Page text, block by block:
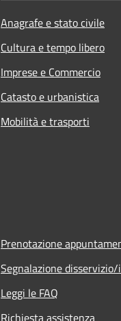
Anagrafe e stato civile
Cultura e tempo libero
Imprese e Commercio
Catasto e urbanistica
Mobilità e trasporti
Prenotazione
Segnalazione
Leggi le FAQ
Richiesta assistenza